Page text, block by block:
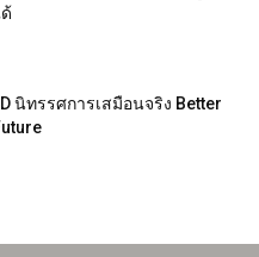
นิทรรศการเสมือนจริง Better